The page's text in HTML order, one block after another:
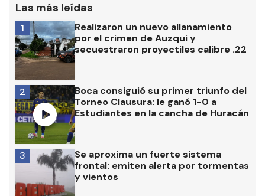
Las más leídas
Realizaron un nuevo allanamiento
por el crimen de Auzqui y
secuestraron proyectiles calibre .22
1
Boca consiguió su primer triunfo del
Torneo Clausura: le ganó 1-0 a
Estudiantes en la cancha de Huracán
2
Se aproxima un fuerte sistema
frontal: emiten alerta por tormentas
y vientos
3